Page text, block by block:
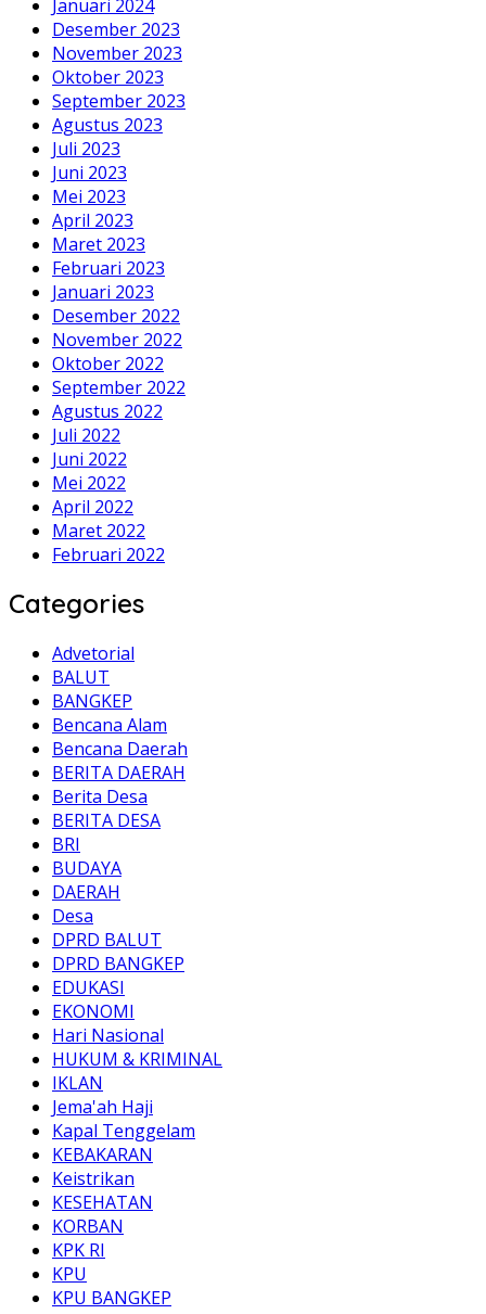
Januari 2024
Desember 2023
November 2023
Oktober 2023
September 2023
Agustus 2023
Juli 2023
Juni 2023
Mei 2023
April 2023
Maret 2023
Februari 2023
Januari 2023
Desember 2022
November 2022
Oktober 2022
September 2022
Agustus 2022
Juli 2022
Juni 2022
Mei 2022
April 2022
Maret 2022
Februari 2022
Categories
Advetorial
BALUT
BANGKEP
Bencana Alam
Bencana Daerah
BERITA DAERAH
Berita Desa
BERITA DESA
BRI
BUDAYA
DAERAH
Desa
DPRD BALUT
DPRD BANGKEP
EDUKASI
EKONOMI
Hari Nasional
HUKUM & KRIMINAL
IKLAN
Jema'ah Haji
Kapal Tenggelam
KEBAKARAN
Keistrikan
KESEHATAN
KORBAN
KPK RI
KPU
KPU BANGKEP